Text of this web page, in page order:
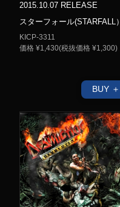
2015.10.07 RELEASE
スターフォール(STARFALL）
KICP-3311
価格 ¥1,430(税抜価格 ¥1,300)
BUY ＋